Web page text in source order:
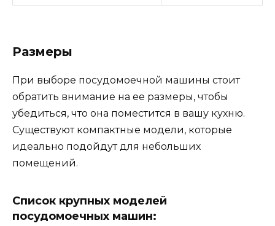
Размеры
При выборе посудомоечной машины стоит
обратить внимание на ее размеры, чтобы
убедиться, что она поместится в вашу кухню.
Существуют компактные модели, которые
идеально подойдут для небольших
помещений.
Список крупных моделей
посудомоечных машин: